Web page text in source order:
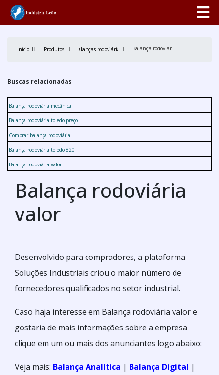
Início Produtos Balanças rodoviárias Balança rodoviária valor
Buscas relacionadas
Balança rodoviária mecânica
Balança rodoviária toledo preço
Comprar balança rodoviária
Balança rodoviária toledo 820
Balança rodoviária valor
Balança rodoviária
valor
Desenvolvido para compradores, a plataforma
Soluções Industriais criou o maior número de
fornecedores qualificados no setor industrial.
Caso haja interesse em Balança rodoviária valor e
gostaria de mais informações sobre a empresa
clique em um ou mais dos anunciantes logo abaixo:
Veja mais: Balança Analítica | Balança Digital |